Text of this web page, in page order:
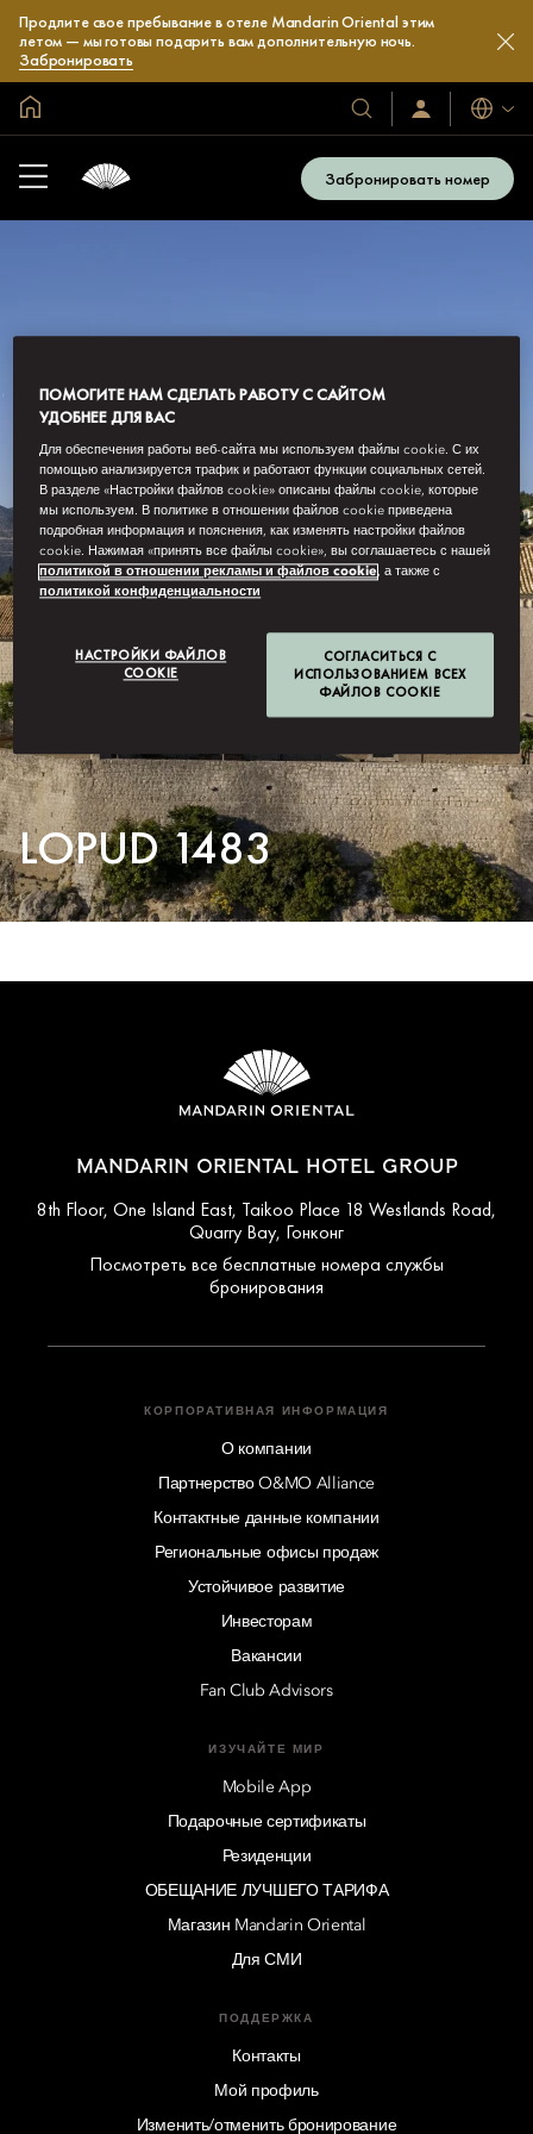
Продлите свое пребывание в отеле Mandarin Oriental этим
летом — мы готовы подарить вам дополнительную ночь.
Забронировать
Наши
отели
курорты
Войти/
Языки
Забронировать номер
LOPUD 1483
MANDARIN ORIENTAL HOTEL GROUP
8th Floor, One Island East, Taikoo Place 18 Westlands Road,
Quarry Bay, Гонконг
Посмотреть все бесплатные номера службы
бронирования
КОРПОРАТИВНАЯ ИНФОРМАЦИЯ
О компании
Партнерство O&MO Alliance
Контактные данные компании
Региональные офисы продаж
Устойчивое развитие
Инвесторам
Вакансии
Fan Club Advisors
ИЗУЧАЙТЕ МИР
Mobile App
Подарочные сертификаты
Резиденции
ОБЕЩАНИЕ ЛУЧШЕГО ТАРИФА
Магазин Mandarin Oriental
Для СМИ
ПОДДЕРЖКА
Контакты
Мой профиль
Изменить/отменить бронирование
ПОМОГИТЕ НАМ СДЕЛАТЬ РАБОТУ С САЙТОМ
УДОБНЕЕ ДЛЯ ВАС
Для обеспечения работы веб-сайта мы используем файлы cookie. С их
помощью анализируется трафик и работают функции социальных сетей.
В разделе «Настройки файлов cookie» описаны файлы cookie, которые
мы используем. В политике в отношении файлов cookie приведена
подробная информация и пояснения, как изменять настройки файлов
cookie. Нажимая «принять все файлы cookie», вы соглашаетесь с нашей
политикой в отношении рекламы и файлов cookie, а также с
политикой конфиденциальности
НАСТРОЙКИ ФАЙЛОВ
COOKIE
СОГЛАСИТЬСЯ С
ИСПОЛЬЗОВАНИЕМ ВСЕХ
ФАЙЛОВ COOKIE